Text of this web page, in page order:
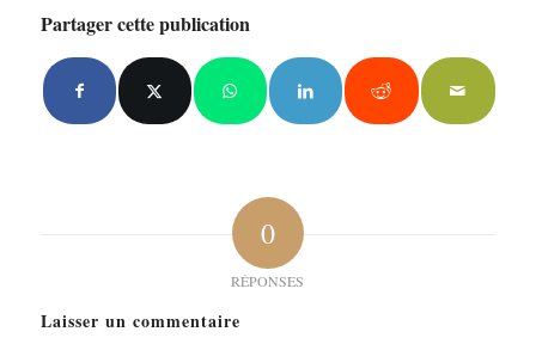
Partager cette publication
0
RÉPONSES
Laisser un commentaire